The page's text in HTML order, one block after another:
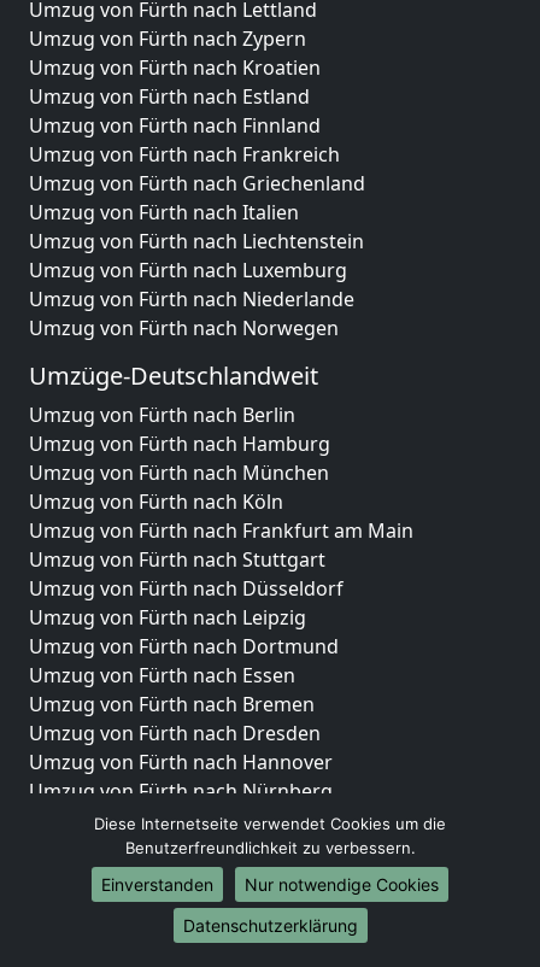
Umzug von Fürth nach Lettland
Umzug von Fürth nach Zypern
Umzug von Fürth nach Kroatien
Umzug von Fürth nach Estland
Umzug von Fürth nach Finnland
Umzug von Fürth nach Frankreich
Umzug von Fürth nach Griechenland
Umzug von Fürth nach Italien
Umzug von Fürth nach Liechtenstein
Umzug von Fürth nach Luxemburg
Umzug von Fürth nach Niederlande
Umzug von Fürth nach Norwegen
Umzüge-Deutschlandweit
Umzug von Fürth nach Berlin
Umzug von Fürth nach Hamburg
Umzug von Fürth nach München
Umzug von Fürth nach Köln
Umzug von Fürth nach Frankfurt am Main
Umzug von Fürth nach Stuttgart
Umzug von Fürth nach Düsseldorf
Umzug von Fürth nach Leipzig
Umzug von Fürth nach Dortmund
Umzug von Fürth nach Essen
Umzug von Fürth nach Bremen
Umzug von Fürth nach Dresden
Umzug von Fürth nach Hannover
Umzug von Fürth nach Nürnberg
Umzug von Fürth nach Duisburg
Umzug von Fürth nach Bochum
Umzug von Fürth nach Wuppertal
Umzug von Fürth nach Bielefeld
Umzug von Fürth nach Bonn
Diese Internetseite verwendet Cookies um die
Benutzerfreundlichkeit zu verbessern.
Einverstanden
Nur notwendige Cookies
Datenschutzerklärung